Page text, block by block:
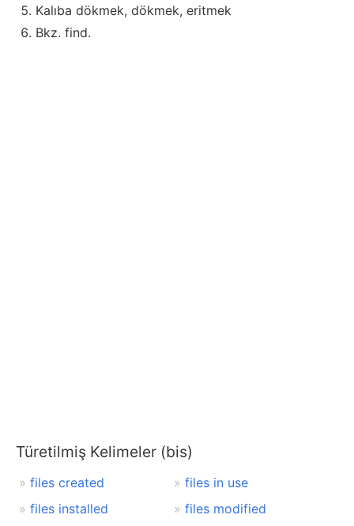
Kalıba dökmek, dökmek, eritmek
Bkz. find.
Türetilmiş Kelimeler (bis)
files created
files in use
files installed
files modified